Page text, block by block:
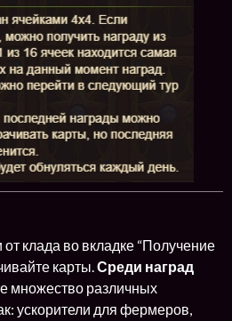
клада во вкладке “Получение
карты.Среди наград
множество различных
ускорители для фермеров,